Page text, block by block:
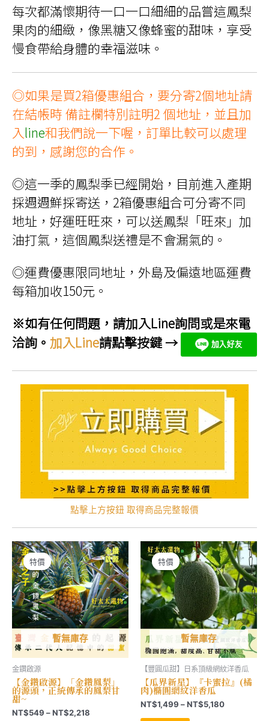
每次都滿懷期待一口一口細細的品嘗這鳳梨
果肉的細緻，像黑糖又像蜂蜜的甜味，享受
慢食帶給身體的幸福滋味。
◎如果是買2箱優惠組合，要分寄2個地址請
在結帳時 備註欄特別註明2 個地址，並且加
入line和我們說一下喔，訂單比較可以處理
的到，感謝您的合作。
◎這一季的鳳梨季已經開始，目前進入產期
採週週鮮採寄送，2箱優惠組合可分寄不同
地址，好運旺旺來，可以送鳳梨「旺來」加
油打氣，這個鳳梨送禮是不會漏氣的。
◎運費優惠限同地址，外島及偏遠地區運費
每箱加收150元。
※如有任何問題，請加入Line詢問或是來電
洽詢。 加入Line請點擊按鍵 →
點擊上方按鈕 取得商品完整報價
特價
暫無庫存
特價
金鑽啟源
【金鑽啟源】「金鑽鳳梨」
的源頭，正統傳承的鳳梨甘
甜~
NT$549 –NT$2,218
特價
暫無庫存
特價
【豐圓瓜甜】日系頂級網紋洋香瓜
【瓜界新星】『卡蜜拉』(橘
肉)橢圓網紋洋香瓜
NT$1,499 –NT$5,180價
此